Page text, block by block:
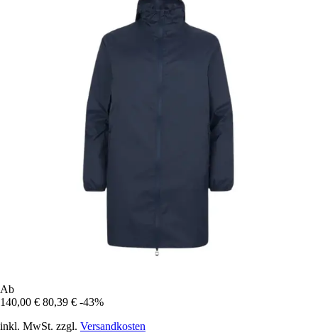
Ab
140,00 € 80,39 € -43%
inkl. MwSt. zzgl. Versandkosten